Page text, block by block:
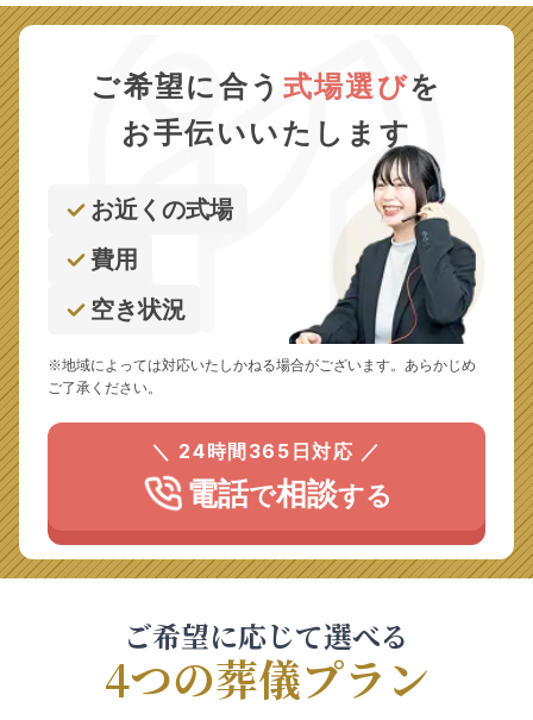
ご希望に合う 式場選びを
お手伝いいたします
お近くの式場
費用
空き状況
※地域によっては対応いたしかねる場合がございます。あらかじめ
ご了承ください。
＼ 24時間365日対応 ／
電話で相談する
ご希望に応じて選べる
4つの葬儀プラン